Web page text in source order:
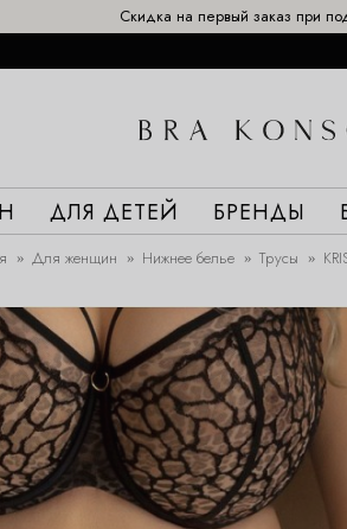
Скидка на первый заказ при
ДЛЯ ДЕТЕЙ БРЕНДЫ
Для женщин Нижнее белье Трусы